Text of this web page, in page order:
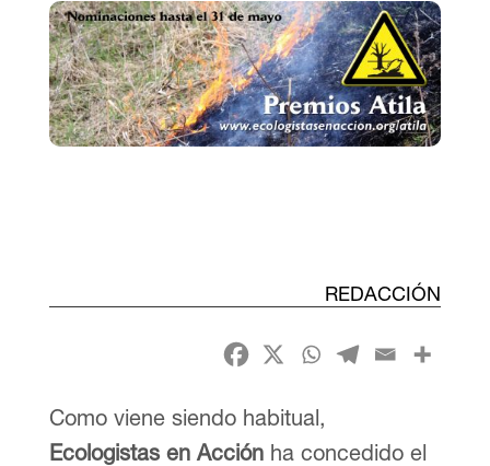
REDACCIÓN
Como viene siendo habitual,
Ecologistas en Acciónha concedido el